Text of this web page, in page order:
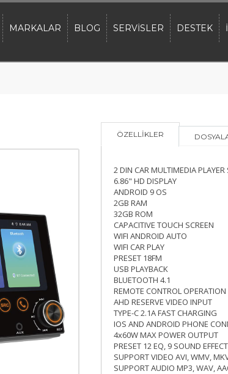
MARKALAR BLOG SERVİSLER DESTEK
ÖZELLİKLER
2 DIN CAR MULTIMEDIA PLAYER
6.86" HD DISPLAY
ANDROID 9 OS
2GB RAM
32GB ROM
CAPACITIVE TOUCH SCREEN
WIFI ANDROID AUTO
WIFI CAR PLAY
PRESET 18FM
USB PLAYBACK
BLUETOOTH 4.1
REMOTE CONTROL OPERATION
AHD RESERVE VIDEO INPUT
TYPE-C 2.1A FAST CHARGING
IOS AND ANDROID PHONE
4x60W MAX POWER OUTPUT
PRESET 12 EQ, 9 SOUND
SUPPORT VIDEO AVI, WMV,
SUPPORT AUDIO MP3, WAV,